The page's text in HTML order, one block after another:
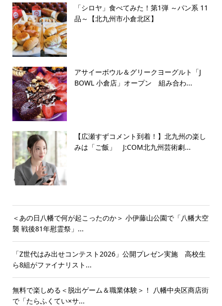
「シロヤ」食べてみた！第1弾 ～パン系 11
品～【北九州市小倉北区】
アサイーボウル＆グリークヨーグルト「J
BOWL 小倉店」オープン 組み合わ...
【広瀬すずコメント到着！】北九州の楽し
みは「ご飯」 J:COM北九州芸術劇...
＜あの日八幡で何が起こったのか＞ 小伊藤山公園で「八幡大空
襲 戦後81年慰霊祭」...
「Z世代はみ出せコンテスト2026」公開プレゼン実施 高校生
ら8組がファイナリスト...
無料で楽しめる＜脱出ゲーム＆職業体験＞！ 八幡中央区商店街
で「たらふくてい×サ...